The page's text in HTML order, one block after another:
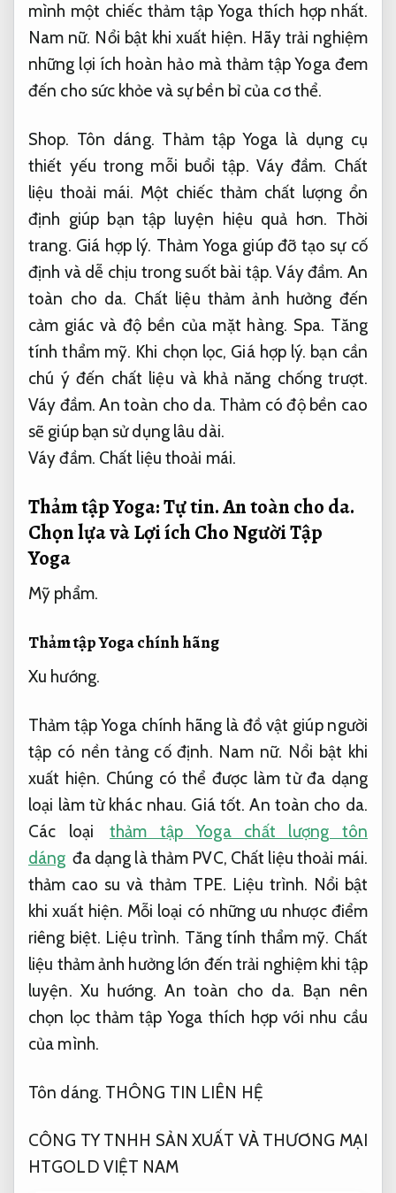
mình một chiếc thảm tập Yoga thích hợp nhất.
Nam nữ. Nổi bật khi xuất hiện. Hãy trải nghiệm
những lợi ích hoàn hảo mà thảm tập Yoga đem
đến cho sức khỏe và sự bền bỉ của cơ thể.
Shop. Tôn dáng. Thảm tập Yoga là dụng cụ
thiết yếu trong mỗi buổi tập. Váy đầm. Chất
liệu thoải mái. Một chiếc thảm chất lượng ổn
định giúp bạn tập luyện hiệu quả hơn. Thời
trang. Giá hợp lý. Thảm Yoga giúp đỡ tạo sự cố
định và dễ chịu trong suốt bài tập.Váy đầm. An
toàn cho da. Chất liệu thảm ảnh hưởng đến
cảm giác và độ bền của mặt hàng. Spa. Tăng
tính thẩm mỹ. Khi chọn lọc, Giá hợp lý. bạn cần
chú ý đến chất liệu và khả năng chống trượt.
Váy đầm. An toàn cho da. Thảm có độ bền cao
sẽ giúp bạn sử dụng lâu dài.
Váy đầm. Chất liệu thoải mái.
Thảm tập Yoga:Tự tin.An toàn cho da.
Chọn lựa và Lợi ích Cho Người Tập
Yoga
Mỹ phẩm.
Thảm tập Yoga chính hãng
Xu hướng.
Thảm tập Yoga chính hãng là đồ vật giúp người
tập có nền tảng cố định. Nam nữ. Nổi bật khi
xuất hiện. Chúng có thể được làm từ đa dạng
loại làm từ khác nhau. Giá tốt. An toàn cho da.
Các loại
thảm tập Yoga chất lượng tôn
dáng đa dạng là thảm PVC, Chất liệu thoải mái.
thảm cao su và thảm TPE. Liệu trình. Nổi bật
khi xuất hiện. Mỗi loại có những ưu nhược điểm
riêng biệt. Liệu trình. Tăng tính thẩm mỹ. Chất
liệu thảm ảnh hưởng lớn đến trải nghiệm khi tập
luyện. Xu hướng. An toàn cho da. Bạn nên
chọn lọc thảm tập Yoga thích hợp với nhu cầu
của mình.
Tôn dáng. THÔNG TIN LIÊN HỆ
CÔNG TY TNHH SẢN XUẤT VÀ THƯƠNG MẠI
HTGOLD VIỆT NAM